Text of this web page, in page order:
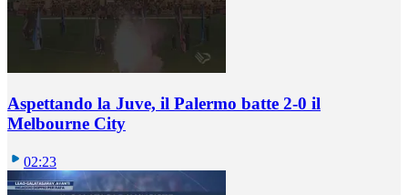
Aspettando la Juve, il Palermo batte 2-0 il
Melbourne City
02:23